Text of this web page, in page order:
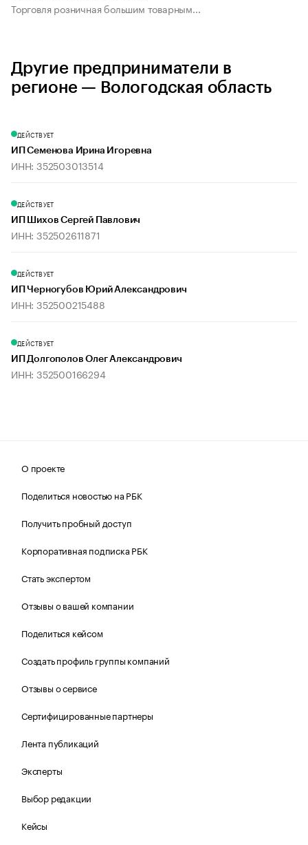
Торговля розничная большим товарным...
Другие предприниматели в
регионе — Вологодская область
ДЕЙСТВУЕТ
ИП Семенова Ирина Игоревна
ИНН: 352503013514
ДЕЙСТВУЕТ
ИП Шихов Сергей Павлович
ИНН: 352502611871
ДЕЙСТВУЕТ
ИП Черногубов Юрий Александрович
ИНН: 352500215488
ДЕЙСТВУЕТ
ИП Долгополов Олег Александрович
ИНН: 352500166294
О проекте
Поделиться новостью на РБК
Получить пробный доступ
Корпоративная подписка РБК
Стать экспертом
Отзывы о вашей компании
Поделиться кейсом
Создать профиль группы компаний
Отзывы о сервисе
Сертифицированные партнеры
Лента публикаций
Эксперты
Выбор редакции
Кейсы